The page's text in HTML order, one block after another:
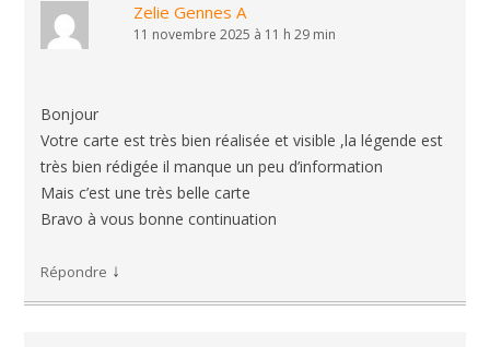
Zelie Gennes A
11 novembre 2025 à 11 h 29 min
Bonjour
Votre carte est très bien réalisée et visible ,la légende est
très bien rédigée il manque un peu d’information
Mais c’est une très belle carte
Bravo à vous bonne continuation
Répondre ↓